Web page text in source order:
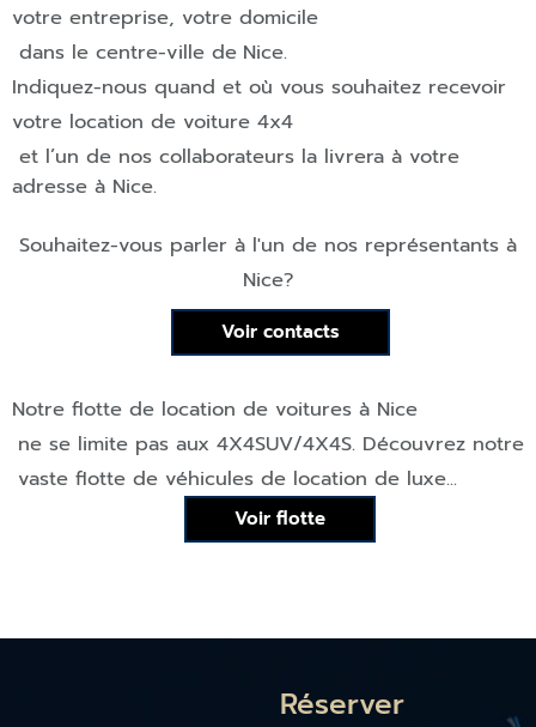
votre entreprise, votre domicile
dans le centre-ville de Nice.
Indiquez-nous quand et où vous souhaitez recevoir
votre location de voiture 4x4
et l’un de nos collaborateurs la livrera à votre
adresse à Nice.
Souhaitez-vous parler à l'un de nos représentants à
Nice?
Voir contacts
Notre flotte de location de voitures à Nice
ne se limite pas aux 4X4SUV/4X4S. Découvrez notre
vaste flotte de véhicules de location de luxe...
Voir flotte
Réserver